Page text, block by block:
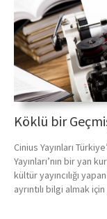
Köklü bir
Cinius Yayınları
Yayınları’nın bir yan
kültür yayıncılığı
ayrıntılı bilgi almak